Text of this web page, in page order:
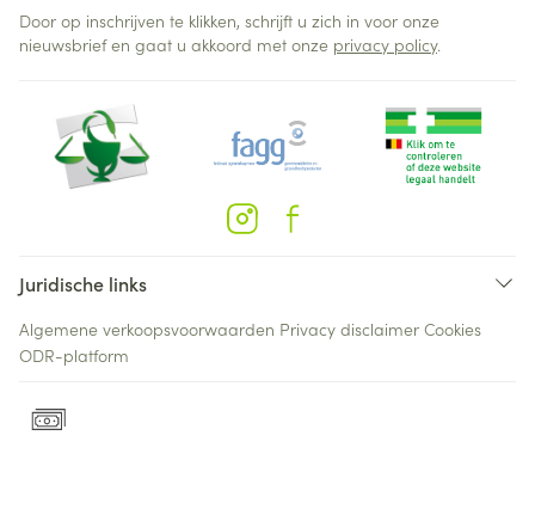
Door op inschrijven te klikken, schrijft u zich in voor onze
nieuwsbrief en gaat u akkoord met onze privacy policy.
Juridische links
Algemene verkoopsvoorwaarden Privacy disclaimer Cookies
ODR-platform